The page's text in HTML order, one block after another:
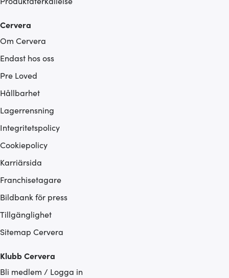
Cervera
Om Cervera
Endast hos oss
Pre Loved
Hållbarhet
Lagerrensning
Integritetspolicy
Cookiepolicy
Karriärsida
Franchisetagare
Bildbank för press
Tillgänglighet
Sitemap Cervera
Klubb Cervera
Bli medlem / Logga in